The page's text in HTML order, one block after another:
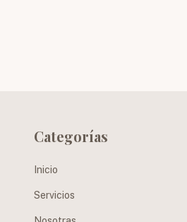
Categorías
Inicio
Servicios